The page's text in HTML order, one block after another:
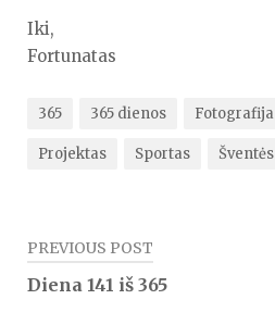
Iki,
Fortunatas
365 365 dienos Fotografija
Projektas Sportas Šventės
Navigacija
tarp
PREVIOUS POST
Diena 141 iš 365